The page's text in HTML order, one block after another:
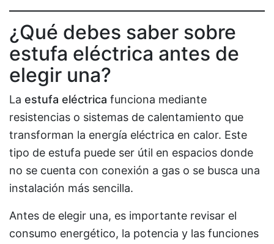
¿Qué debes saber sobre
estufa eléctrica antes de
elegir una?
La estufa eléctrica funciona mediante
resistencias o sistemas de calentamiento que
transforman la energía eléctrica en calor. Este
tipo de estufa puede ser útil en espacios donde
no se cuenta con conexión a gas o se busca una
instalación más sencilla.
Antes de elegir una, es importante revisar el
consumo energético, la potencia y las funciones